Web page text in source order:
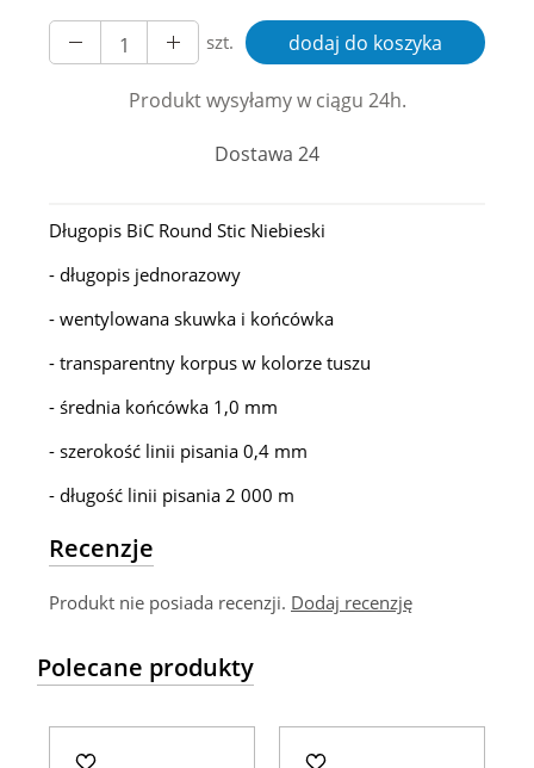
szt. dodaj do koszyka
Produkt wysyłamy w ciągu 24h.
Dostawa 24
Długopis BiC Round Stic Niebieski
- długopis jednorazowy
- wentylowana skuwka i końcówka
- transparentny korpus w kolorze tuszu
- średnia końcówka 1,0 mm
- szerokość linii pisania 0,4 mm
- długość linii pisania 2 000 m
Recenzje
Produkt nie posiada recenzji. Dodaj recenzję
Polecane produkty